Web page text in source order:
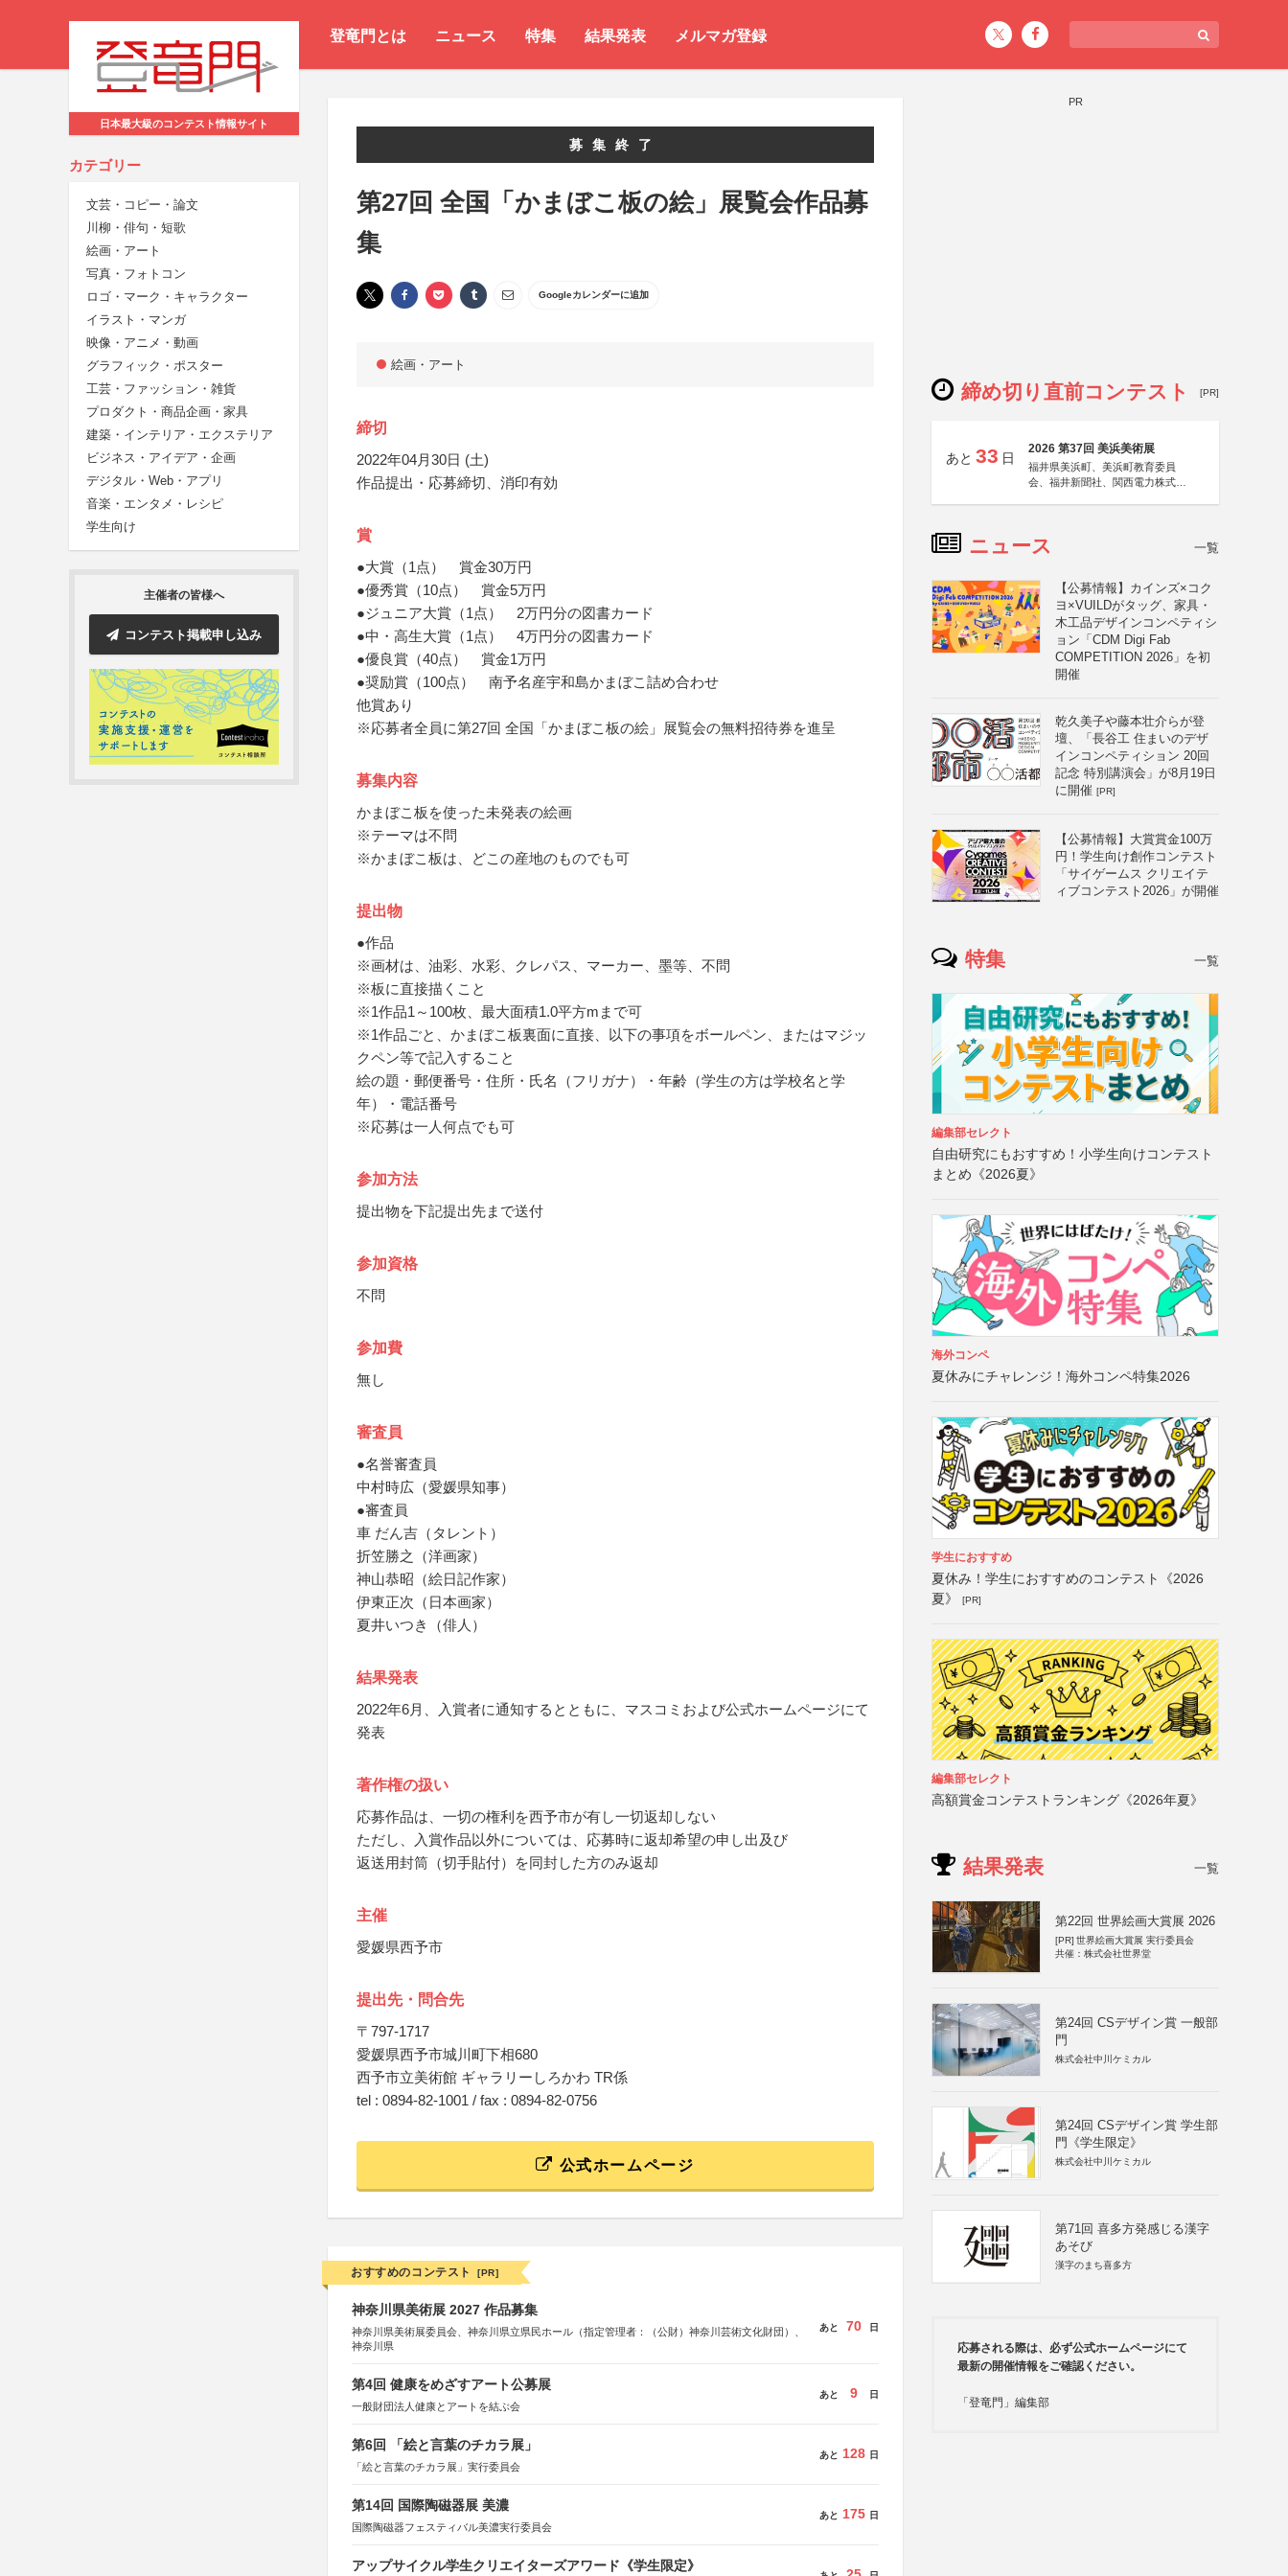
登竜門とは ニュース 特集 結果発表 メルマガ登録
日本最大級のコンテスト情報サイト
カテゴリー
文芸・コピー・論文
川柳・俳句・短歌
絵画・アート
写真・フォトコン
ロゴ・マーク・キャラクター
イラスト・マンガ
映像・アニメ・動画
グラフィック・ポスター
工芸・ファッション・雑貨
プロダクト・商品企画・家具
建築・インテリア・エクステリア
ビジネス・アイデア・企画
デジタル・Web・アプリ
音楽・エンタメ・レシピ
学生向け
主催者の皆様へ
コンテスト掲載申し込み
募集終了
第27回 全国「かまぼこ板の絵」展覧会作品募
集
Googleカレンダーに追加
絵画・アート
締切
2022年04月30日 (土)
作品提出・応募締切、消印有効
賞
●大賞（1点） 賞金30万円
●優秀賞（10点） 賞金5万円
●ジュニア大賞（1点） 2万円分の図書カード
●中・高生大賞（1点） 4万円分の図書カード
●優良賞（40点） 賞金1万円
●奨励賞（100点） 南予名産宇和島かまぼこ詰め合わせ
他賞あり
※応募者全員に第27回 全国「かまぼこ板の絵」展覧会の無料招待券を進呈
募集内容
かまぼこ板を使った未発表の絵画
※テーマは不問
※かまぼこ板は、どこの産地のものでも可
提出物
●作品
※画材は、油彩、水彩、クレパス、マーカー、墨等、不問
※板に直接描くこと
※1作品1～100枚、最大面積1.0平方mまで可
※1作品ごと、かまぼこ板裏面に直接、以下の事項をボールペン、またはマジッ
クペン等で記入すること
絵の題・郵便番号・住所・氏名（フリガナ）・年齢（学生の方は学校名と学
年）・電話番号
※応募は一人何点でも可
参加方法
提出物を下記提出先まで送付
参加資格
不問
参加費
無し
審査員
●名誉審査員
中村時広（愛媛県知事）
●審査員
車 だん吉（タレント）
折笠勝之（洋画家）
神山恭昭（絵日記作家）
伊東正次（日本画家）
夏井いつき（俳人）
結果発表
2022年6月、入賞者に通知するとともに、マスコミおよび公式ホームページにて
発表
著作権の扱い
応募作品は、一切の権利を西予市が有し一切返却しない
ただし、入賞作品以外については、応募時に返却希望の申し出及び
返送用封筒（切手貼付）を同封した方のみ返却
主催
愛媛県西予市
提出先・問合先
〒797-1717
愛媛県西予市城川町下相680
西予市立美術館 ギャラリーしろかわ TR係
tel : 0894-82-1001 / fax : 0894-82-0756
公式ホームページ
おすすめのコンテスト [PR]
神奈川県美術展 2027 作品募集
神奈川県美術展委員会、神奈川県立県民ホール（指定管理者：（公財）神奈川芸術文化財団）、
神奈川県
あと 70 日
第4回 健康をめざすアート公募展
一般財団法人健康とアートを結ぶ会
あと 9 日
第6回 「絵と言葉のチカラ展」
「絵と言葉のチカラ展」実行委員会
あと 128 日
第14回 国際陶磁器展 美濃
国際陶磁器フェスティバル美濃実行委員会
あと 175 日
アップサイクル学生クリエイターズアワード《学生限定》
PR
締め切り直前コンテスト [PR]
あと 33 日
2026 第37回 美浜美術展
福井県美浜町、美浜町教育委員
会、福井新聞社、関西電力株式会
ニュース 一覧
【公募情報】カインズ×コク
ヨ×VUILDがタッグ、家具・
木工品デザインコンペティシ
ョン「CDM Digi Fab
COMPETITION 2026」を初
開催
乾久美子や藤本壮介らが登
壇、「長谷工 住まいのデザ
インコンペティション 20回
記念 特別講演会」が8月19日
に開催 [PR]
【公募情報】大賞賞金100万
円！学生向け創作コンテスト
「サイゲームス クリエイテ
ィブコンテスト2026」が開催
特集 一覧
編集部セレクト
自由研究にもおすすめ！小学生向けコンテスト
まとめ《2026夏》
海外コンペ
夏休みにチャレンジ！海外コンペ特集2026
学生におすすめ
夏休み！学生におすすめのコンテスト《2026
夏》
[PR]
編集部セレクト
高額賞金コンテストランキング《2026年夏》
結果発表 一覧
第22回 世界絵画大賞展 2026
[PR] 世界絵画大賞展 実行委員会
共催：株式会社世界堂
第24回 CSデザイン賞 一般部
門
株式会社中川ケミカル
第24回 CSデザイン賞 学生部
門《学生限定》
株式会社中川ケミカル
第71回 喜多方発感じる漢字
あそび
漢字のまち喜多方
応募される際は、必ず公式ホームページにて
最新の開催情報をご確認ください。
「登竜門」編集部